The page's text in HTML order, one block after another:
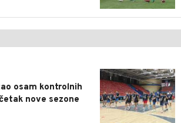
0
osam kontrolnih
nove sezone